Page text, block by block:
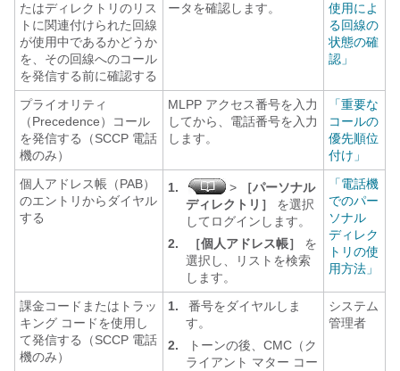
たはディレクトリのリス
トに関連付けられた回線
が使用中であるかどうか
を、その回線へのコール
を発信する前に確認する
ータを確認します。
使用によ
る回線の
状態の確
認」
プライオリティ
（Precedence）コール
を発信する（SCCP 電話
機のみ）
MLPP アクセス番号を入力
してから、電話番号を入力
します。
「重要な
コールの
優先順位
付け」
個人アドレス帳（PAB）
のエントリからダイヤル
する
1. > ［パーソナル
ディレクトリ］
を選択
してログインします。
2.
［個人アドレス帳］
を
選択し、リストを検索
します。
「電話機
でのパー
ソナル
ディレク
トリの使
用方法」
課金コードまたはトラッ
キング コードを使用し
て発信する（SCCP 電話
機のみ）
1.
番号をダイヤルしま
す。
2.
トーンの後、CMC（ク
ライアント マター コー
システム
管理者